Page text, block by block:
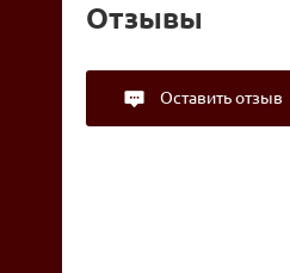
Отзывы
Оставить отзыв